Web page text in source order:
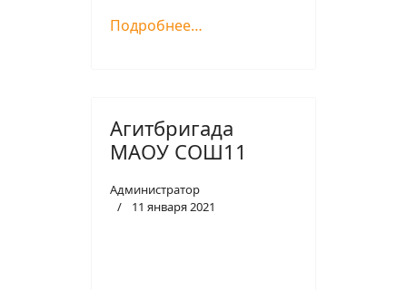
Подробнее…
Агитбригада
МАОУ СОШ11
Администратор
11 января 2021